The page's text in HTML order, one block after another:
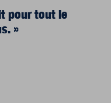
pour tout le
»